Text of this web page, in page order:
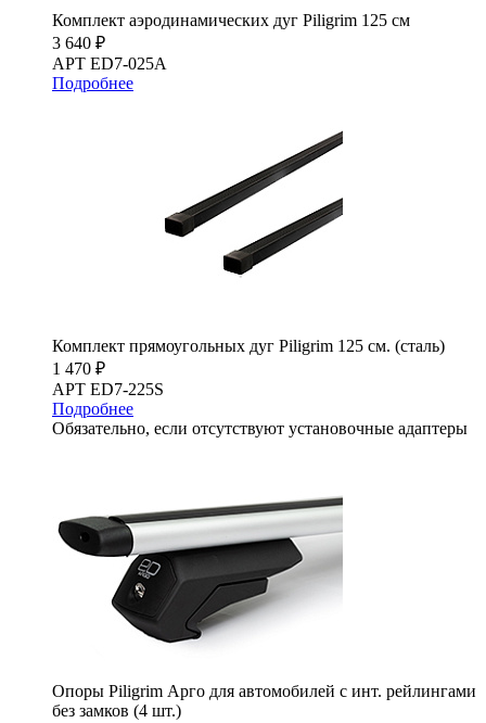
Комплект аэродинамических дуг Piligrim 125 см
3 640 ₽
АРТ ED7-025A
Подробнее
Комплект прямоугольных дуг Piligrim 125 см. (сталь)
1 470 ₽
АРТ ED7-225S
Подробнее
Обязательно, если отсутствуют установочные адаптеры
Опоры Piligrim Арго для автомобилей с инт. рейлингами
без замков (4 шт.)